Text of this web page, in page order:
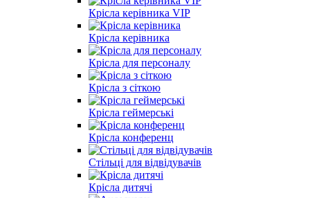
Крісла керівника VIP
Крісла керівника
Крісла для персоналу
Крісла з сіткою
Крісла геймерські
Крісла конференц
Стільці для відвідувачів
Крісла дитячі